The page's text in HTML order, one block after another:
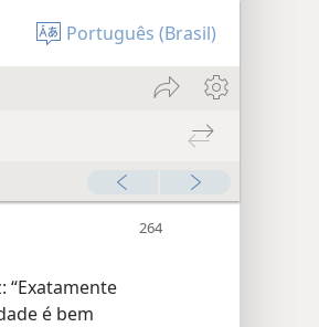
Português (Brasil)
“Exatamente
é bem